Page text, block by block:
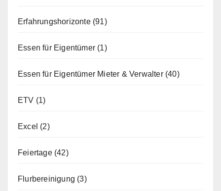
Erfahrungshorizonte(91)
Essen für Eigentümer (1)
Essen für Eigentümer Mieter & Verwalter(40)
ETV (1)
Excel (2)
Feiertage(42)
Flurbereinigung (3)